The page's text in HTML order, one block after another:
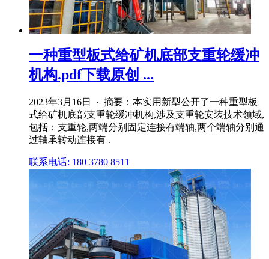
一种重型板式给矿机底部支重轮缓冲
机构.pdf下载原创 ...
2023年3月16日 · 摘要：本实用新型公开了一种重型板
式给矿机底部支重轮缓冲机构,涉及支重轮安装技术领域,
包括：支重轮,两端分别固定连接有端轴,两个端轴分别通
过轴承转动连接有 .
联系电话: 180 3780 8511